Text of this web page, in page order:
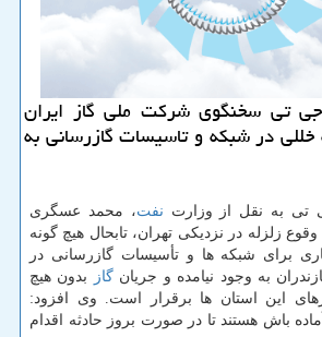
تی سخنگوی شركت ملی گاز ایران
خللی در شبكه و تاسیسات گازرسانی به
به نقل از وزارت نفت، محمد عسگری
زلزله در نزدیکی تهران، تابحال هیچ گونه
برای شبکه ها و تأسیسات گازرسانی در
به وجود نیامده و جریانگاز
بدون هیچ
این استان ها برقرار است. وی افزود:
باش هستند تا در صورت بروز حادثه اقدام